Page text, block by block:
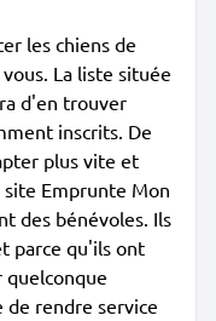
les chiens de
La liste située
d'en trouver
inscrits. De
plus vite et
Emprunte Mon
des bénévoles. Ils
parce qu'ils ont
quelconque
rendre service